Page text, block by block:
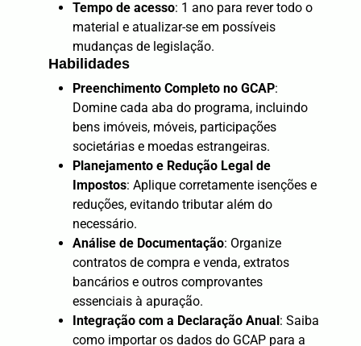
Tempo de acesso: 1 ano para rever todo o
material e atualizar-se em possíveis
mudanças de legislação.
Habilidades
Preenchimento Completo no GCAP:
Domine cada aba do programa, incluindo
bens imóveis, móveis, participações
societárias e moedas estrangeiras.
Planejamento e Redução Legal de
Impostos: Aplique corretamente isenções e
reduções, evitando tributar além do
necessário.
Análise de Documentação: Organize
contratos de compra e venda, extratos
bancários e outros comprovantes
essenciais à apuração.
Integração com a Declaração Anual: Saiba
como importar os dados do GCAP para a